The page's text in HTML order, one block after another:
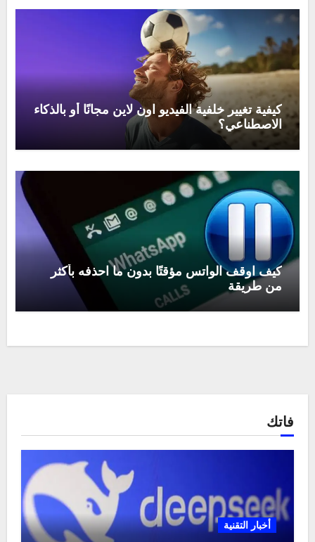
كيفية تغيير خلفية الفيديو اون لاين مجانًا أو بالذكاء
الاصطناعي؟
كيف اوقف الواتس مؤقتًا بدون ما احذفه بأكثر
من طريقة
فاتك
أخبار التقنية